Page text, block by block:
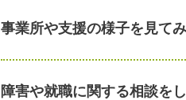
事業所や支援の様子を見て
障害や就職に関する相談を